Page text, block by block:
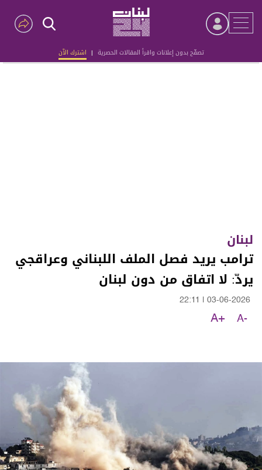
تصفّح بدون إعلانات واقرأ المقالات الحصرية | اشترك الآن
Advertisement
لبنان
ترامب يريد فصل الملف اللبناني وعراقجي
يردّ: لا اتفاق من دون لبنان
03-06-2026
22:11
A-
A+